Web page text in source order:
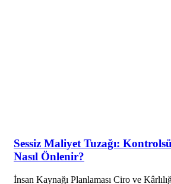
Sessiz Maliyet Tuzağı:
Nasıl Önlenir?
İnsan Kaynağı Planlaması Ciro ve